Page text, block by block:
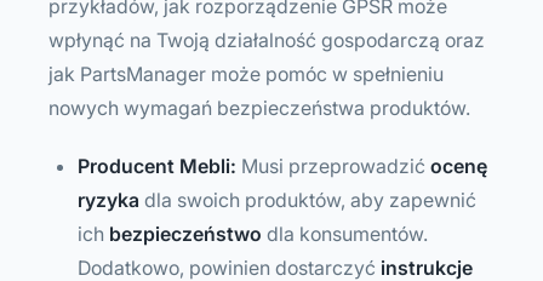
przykładów, jak rozporządzenie GPSR może
wpłynąć na Twoją działalność gospodarczą oraz
jak PartsManager może pomóc w spełnieniu
nowych wymagań bezpieczeństwa produktów.
Producent Mebli: Musi przeprowadzić ocenę
ryzyka dla swoich produktów, aby zapewnić
ich bezpieczeństwo dla konsumentów.
Dodatkowo, powinien dostarczyć instrukcje